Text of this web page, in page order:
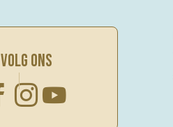
VOLG ONS